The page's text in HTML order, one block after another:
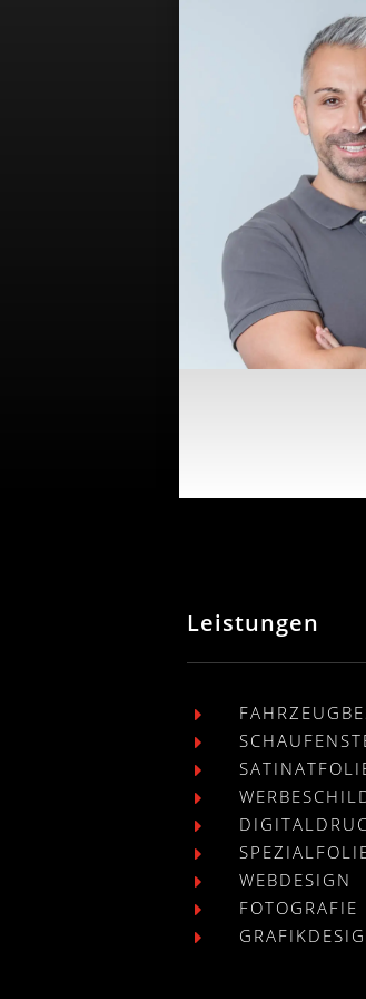
Leistungen
E
E
E
E
E
E
E WEBDESIGN
E FOTOGRAFIE
E